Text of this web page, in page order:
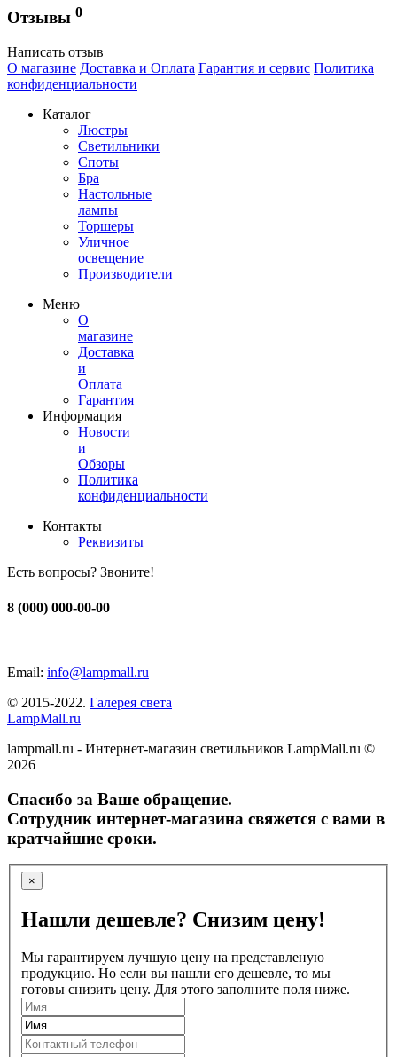
Отзывы 0
Написать отзыв
О магазине Доставка и Оплата Гарантия и сервис Политика
конфиденциальности
Каталог
Люстры
Светильники
Споты
Бра
Настольные
лампы
Торшеры
Уличное
освещение
Производители
Меню
О
магазине
Доставка
и
Оплата
Гарантия
Информация
Новости
и
Обзоры
Политика
конфиденциальности
Контакты
Реквизиты
Есть вопросы? Звоните!
8 (000) 000-00-00
Email: info@lampmall.ru
© 2015-2022. Галерея света
LampMall.ru
lampmall.ru - Интернет-магазин светильников LampMall.ru ©
2026
Спасибо за Ваше обращение.
Сотрудник интернет-магазина свяжется с вами в
кратчайшие сроки.
×
Нашли дешевле? Снизим цену!
Мы гарантируем лучшую цену на представленую
продукцию. Но если вы нашли его дешевле, то мы
готовы снизить цену. Для этого заполните поля ниже.